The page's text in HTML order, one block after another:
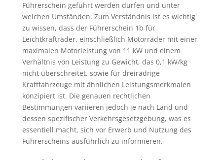
Führerschein geführt werden dürfen und unter
welchen Umständen. Zum Verständnis ist es wichtig
zu wissen, dass der Führerschein 1b für
Leichtkrafträder, einschließlich Motorräder mit einer
maximalen Motorleistung von 11 kW und einem
Verhältnis von Leistung zu Gewicht, das 0,1 kW/kg
nicht überschreitet, sowie für dreirädrige
Kraftfahrzeuge mit ähnlichen Leistungsmerkmalen
konzipiert ist. Die genauen rechtlichen
Bestimmungen variieren jedoch je nach Land und
dessen spezifischer Verkehrsgesetzgebung, was es
essentiell macht, sich vor Erwerb und Nutzung des
Führerscheins ausführlich zu informieren.